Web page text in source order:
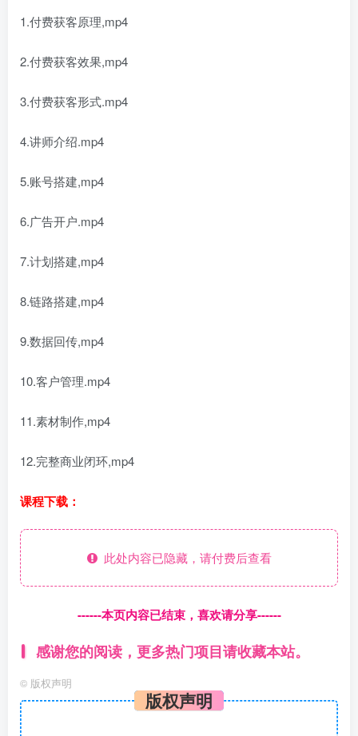
1.付费获客原理,mp4
2.付费获客效果,mp4
3.付费获客形式.mp4
4.讲师介绍.mp4
5.账号搭建,mp4
6.广告开户.mp4
7.计划搭建,mp4
8.链路搭建,mp4
9.数据回传,mp4
10.客户管理.mp4
11.素材制作,mp4
12.完整商业闭环,mp4
课程下载：
此处内容已隐藏，请付费后查看
------本页内容已结束，喜欢请分享------
感谢您的阅读，更多热门项目请收藏本站。
© 版权声明
版权声明